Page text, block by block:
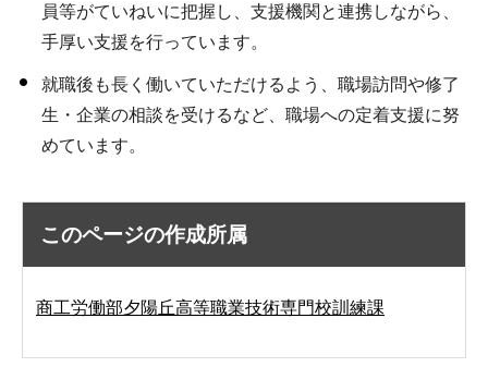
員等がていねいに把握し、支援機関と連携しながら、
手厚い支援を行っています。
就職後も長く働いていただけるよう、職場訪問や修了
生・企業の相談を受けるなど、職場への定着支援に努
めています。
このページの作成所属
商工労働部夕陽丘高等職業技術専門校訓練課